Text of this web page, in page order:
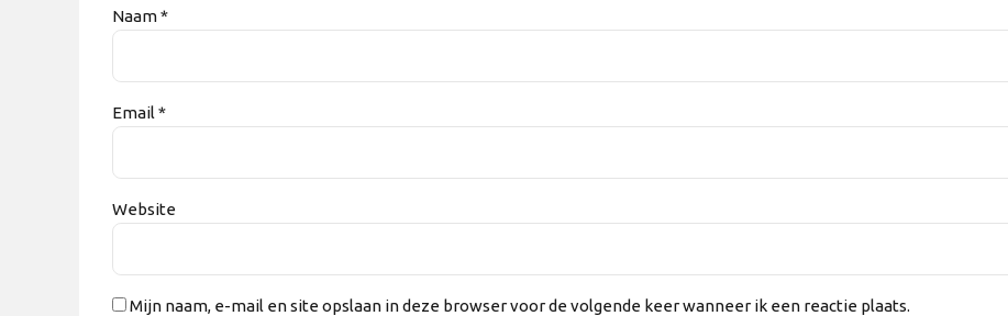
Naam *
Email *
Website
Mijn naam, e-mail en site opslaan in deze browser voor de volgende keer wanneer ik een reactie plaats.